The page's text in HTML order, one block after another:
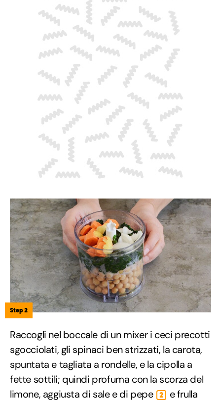
Step 2
Raccogli nel boccale di un mixer i ceci precotti
sgocciolati, gli spinaci ben strizzati, la carota,
spuntata e tagliata a rondelle, e la cipolla a
fette sottili; quindi profuma con la scorza del
limone, aggiusta di sale e di pepe
2
e frulla